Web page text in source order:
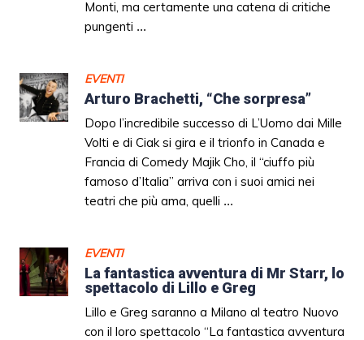
Monti, ma certamente una catena di critiche
pungenti ...
EVENTI
Arturo Brachetti, “Che sorpresa”
Dopo l’incredibile successo di L’Uomo dai Mille
Volti e di Ciak si gira e il trionfo in Canada e
Francia di Comedy Majik Cho, il “ciuffo più
famoso d’Italia” arriva con i suoi amici nei
teatri che più ama, quelli ...
EVENTI
La fantastica avventura di Mr Starr, lo
spettacolo di Lillo e Greg
Lillo e Greg saranno a Milano al teatro Nuovo
con il loro spettacolo “La fantastica avventura